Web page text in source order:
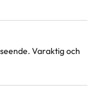
Varaktig och